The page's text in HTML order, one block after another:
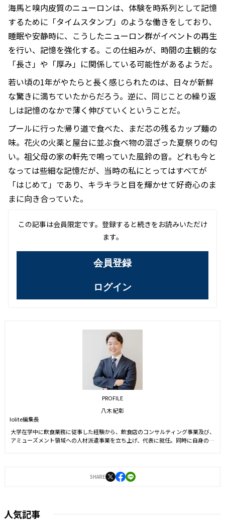
海馬と嗅内皮質のニューロンは、体験を時系列として記憶
するために「タイムスタンプ」のような働きをしており、
睡眠や安静時に、こうしたニューロン群がイベントの再生
を行い、記憶を強化する。この仕組みが、時間の主観的な
「長さ」や「厚み」に関係している可能性があるようだ。
若い頃の1年がやたらと長く感じられたのは、日々が新鮮
な驚きに満ちていたからだろう。逆に、同じことの繰り返
しは記憶のなかで薄く伸びていくということだ。
プールに行った帰り道で食べた、まだ芯の残るカップ麺の
味。花火の火薬と屋台に並ぶ食べ物の混ざった夏祭りの匂
い。祖父母の家の軒先で鳴っていた風鈴の音。どれも今と
なっては些細な記憶だが、当時の私にとってはすべてが
「はじめて」であり、キラキラと目を輝かせて好奇心のま
まに向き合っていた。
この記事は会員限定です。登録すると続きをお読みいただけ
ます。
会員登録
ログイン
PROFILE
八木 紀彰
Iolite編集長
大学在学中に飲食業務に従事した経験から、飲食店のコンサルティング事業及び、
アミューズメント領域への人材派遣事業を立ち上げ、代表に就任。同時に自身のブ
刊。
SHARE
人気記事